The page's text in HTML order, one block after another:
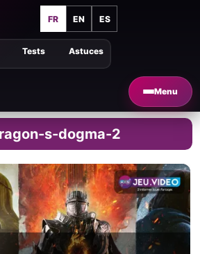
FR EN ES
Menu
Astuces
Tests
s-dogma-2